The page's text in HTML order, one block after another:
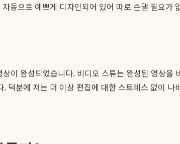
동으로 예쁘게 디자인되어 있어 따로 손댈 필요가
이 완성되었습니다. 비디오 스튜는 완성된 영상
분에 저는 더 이상 편집에 대한 스트레스 없이